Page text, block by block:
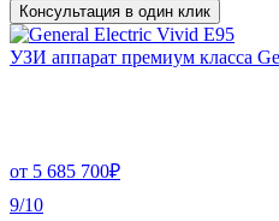
Консультация в один клик
УЗИ аппарат премиум класса
от 5 685 700₽
9/10